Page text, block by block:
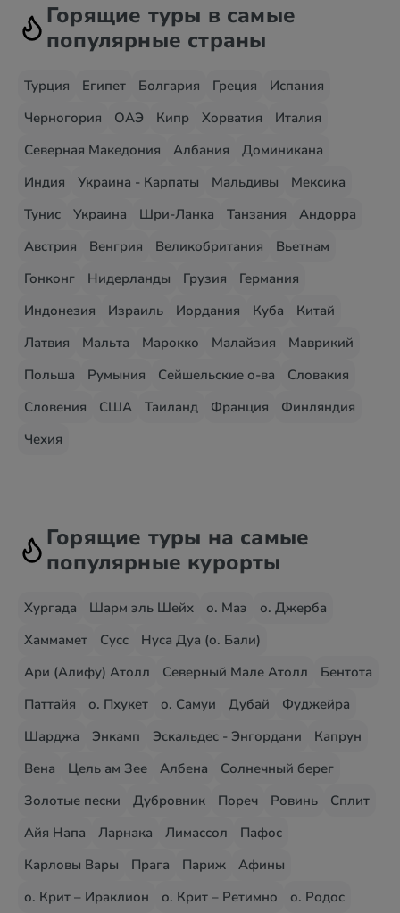
Горящие туры в самые
популярные страны
Турция Египет Болгария Греция
Испания
Черногория
ОАЭ Кипр Хорватия
Италия
Северная Македония
Албания
Доминикана
Индия
Украина - Карпаты Мальдивы
Мексика
Тунис
Украина Шри-Ланка Танзания
Андорра
Австрия
Венгрия Великобритания
Вьетнам
Гонконг
Нидерланды Грузия
Германия
Индонезия
Израиль Иордания Куба
Китай
Латвия
Мальта Марокко Малайзия
Маврикий
Польша
Румыния Сейшельские о-ва
Словакия
Словения
США Таиланд Франция
Финляндия
Чехия
Горящие туры на самые
популярные курорты
Хургада Шарм эль Шейх о. Маэ
о. Джерба
Хаммамет
Сусс
Нуса Дуа (о. Бали)
Ари (Алифу) Атолл
Северный Мале Атолл
Бентота
Паттайя
о. Пхукет о. Самуи Дубай
Фуджейра
Шарджа
Энкамп Эскальдес - Энгордани
Капрун
Вена
Цель ам Зее Албена
Солнечный берег
Золотые пески
Дубровник Пореч Ровинь
Сплит
Айя Напа
Ларнака Лимассол
Пафос
Карловы Вары
Прага Париж
Афины
о. Крит – Ираклион
о. Крит – Ретимно
о. Родос